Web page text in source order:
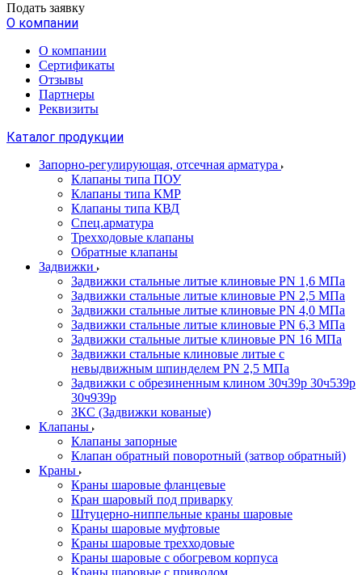
Подать заявку
О компании
О компании
Сертификаты
Отзывы
Партнеры
Реквизиты
Каталог продукции
Запорно-регулирующая, отсечная арматура
Клапаны типа ПОУ
Клапаны типа КМР
Клапаны типа КВД
Спец.арматура
Трехходовые клапаны
Обратные клапаны
Задвижки
Задвижки стальные литые клиновые PN 1,6 МПа
Задвижки стальные литые клиновые PN 2,5 МПа
Задвижки стальные литые клиновые PN 4,0 МПа
Задвижки стальные литые клиновые PN 6,3 МПа
Задвижки стальные литые клиновые PN 16 МПа
Задвижки стальные клиновые литые с
невыдвижным шпинделем PN 2,5 МПа
Задвижки с обрезиненным клином 30ч39р 30ч539р
30ч939р
ЗКС (Задвижки кованые)
Клапаны
Клапаны запорные
Клапан обратный поворотный (затвор обратный)
Краны
Краны шаровые фланцевые
Кран шаровый под приварку
Штуцерно-ниппельные краны шаровые
Краны шаровые муфтовые
Краны шаровые трехходовые
Краны шаровые с обогревом корпуса
Краны шаровые с приводом